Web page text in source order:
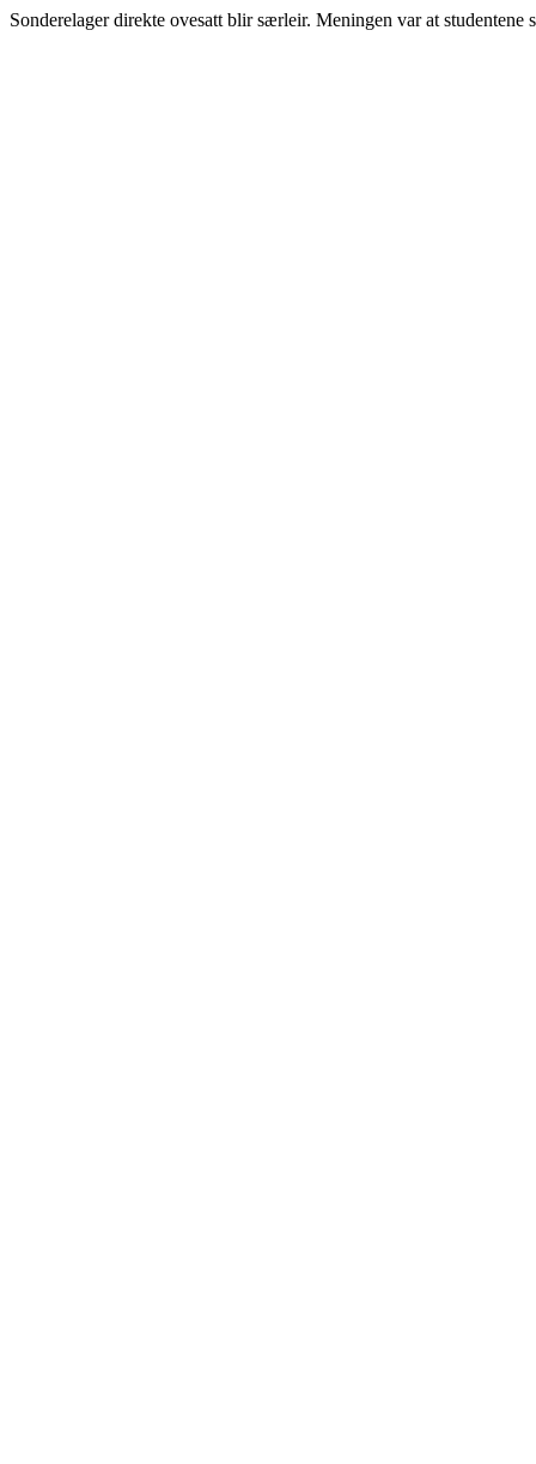
Sonderelager direkte ovesatt blir særleir. Meningen var at